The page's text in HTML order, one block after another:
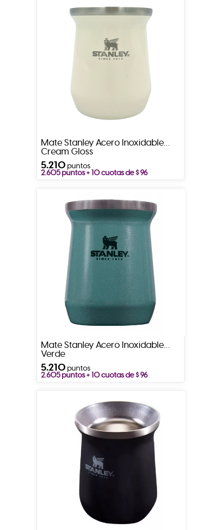
Mate Stanley Acero Inoxidable
Cream Gloss
5.210puntos
2.605 puntos + 10 cuotas de $ 96
Mate Stanley Acero Inoxidable
Verde
5.210puntos
2.605 puntos + 10 cuotas de $ 96